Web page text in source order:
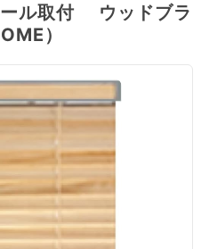
ル取付 ウッドブラ
）